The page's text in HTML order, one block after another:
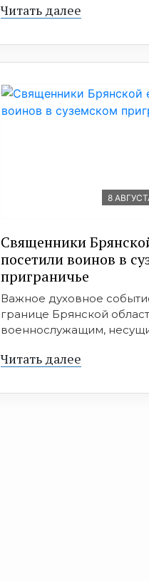
Читать далее
8
Священники
посетили воинов в
приграничье
Важное духовное
границе Брянской
военнослужащим,
Читать далее